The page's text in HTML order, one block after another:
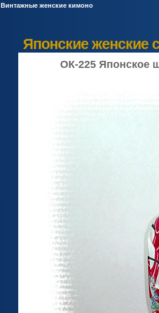
Японские женские
ОК-225 Японское
Винтажные женские кимоно